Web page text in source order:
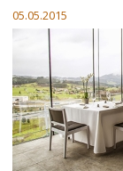
05.05.2015